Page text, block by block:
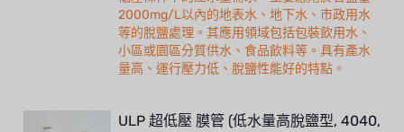
2000mg/L以內的地表水、地下水、市政用水
等的脫鹽處理。其應用領域包括包裝飲用水、
小區或園區分質供水、食品飲料等。具有產水
量高、運行壓力低、脫鹽性能好的特點。
ULP 超低壓 膜管 (低水量高脫鹽型, 4040,